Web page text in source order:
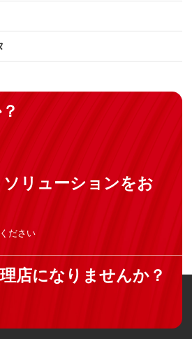
リューションをお
ださい
店になりませんか？